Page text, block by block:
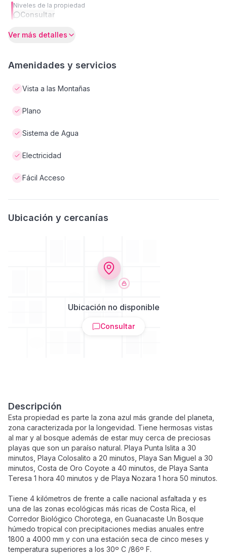
Niveles de la propiedad
Consultar
Ver más detalles
Amenidades y servicios
Vista a las Montañas
Plano
Sistema de Agua
Electricidad
Fácil Acceso
Ubicación y cercanías
Ubicación no disponible
Consultar
Descripción
Esta propiedad es parte la zona azul más grande del planeta,
zona caracterizada por la longevidad. Tiene hermosas vistas
al mar y al bosque además de estar muy cerca de preciosas
playas que son un paraíso natural. Playa Punta Islita a 30
minutos, Playa Colosalito a 20 minutos, Playa San Miguel a 30
minutos, Costa de Oro Coyote a 40 minutos, de Playa Santa
Teresa 1 hora 40 minutos y de Playa Nozara 1 hora 50 minutos.
Tiene 4 kilómetros de frente a calle nacional asfaltada y es
una de las zonas ecológicas más ricas de Costa Rica, el
Corredor Biológico Chorotega, en Guanacaste Un Bosque
húmedo tropical con precipitaciones medias anuales entre
1800 a 4000 mm y con una estación seca de cinco meses y
temperatura superiores a los 30º C /86º F.